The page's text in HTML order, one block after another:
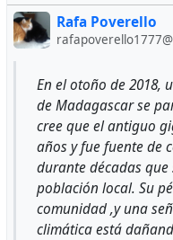
Rafa Poverello
En el otoño de 2018,
de Madagascar se
cree que el antiguo
años y fue fuente de
durante décadas
población local. Su
comunidad ,y una
climática está